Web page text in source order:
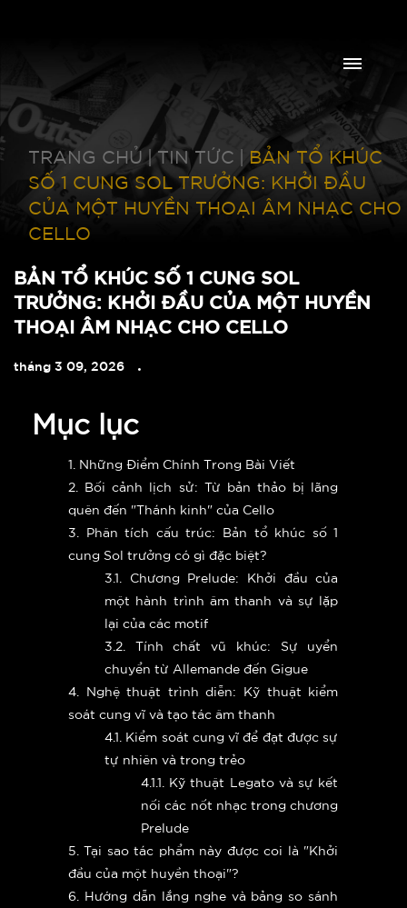
TRANG CHỦ|TIN TỨC | BẢN TỔ KHÚC
SỐ 1 CUNG SOL TRƯỞNG: KHỞI ĐẦU
CỦA MỘT HUYỀN THOẠI ÂM NHẠC CHO
CELLO
BẢN TỔ KHÚC SỐ 1 CUNG SOL
TRƯỞNG: KHỞI ĐẦU CỦA MỘT HUYỀN
THOẠI ÂM NHẠC CHO CELLO
tháng 3 09, 2026
Mục lục
1. Những Điểm Chính Trong Bài Viết
2. Bối cảnh lịch sử: Từ bản thảo bị lãng
quên đến "Thánh kinh" của Cello
3. Phân tích cấu trúc: Bản tổ khúc số 1
cung Sol trưởng có gì đặc biệt?
3.1. Chương Prelude: Khởi đầu của
một hành trình âm thanh và sự lặp
lại của các motif
3.2. Tính chất vũ khúc: Sự uyển
chuyển từ Allemande đến Gigue
4. Nghệ thuật trình diễn: Kỹ thuật kiểm
soát cung vĩ và tạo tác âm thanh
4.1. Kiểm soát cung vĩ để đạt được sự
tự nhiên và trong trẻo
4.1.1. Kỹ thuật Legato và sự kết
nối các nốt nhạc trong chương
Prelude
5. Tại sao tác phẩm này được coi là "Khởi
đầu của một huyền thoại"?
6. Hướng dẫn lắng nghe và bảng so sánh